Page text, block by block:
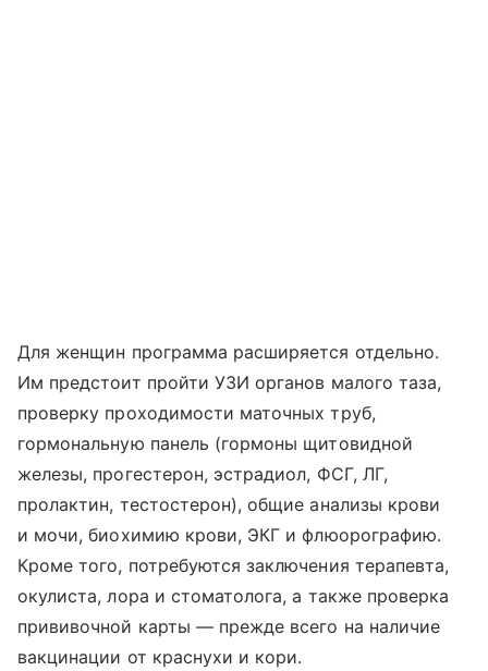
Для женщин программа расширяется отдельно.
Им предстоит пройти УЗИ органов малого таза,
проверку проходимости маточных труб,
гормональную панель (гормоны щитовидной
железы, прогестерон, эстрадиол, ФСГ, ЛГ,
пролактин, тестостерон), общие анализы крови
и мочи, биохимию крови, ЭКГ и флюорографию.
Кроме того, потребуются заключения терапевта,
окулиста, лора и стоматолога, а также проверка
прививочной карты — прежде всего на наличие
вакцинации от краснухи и кори.